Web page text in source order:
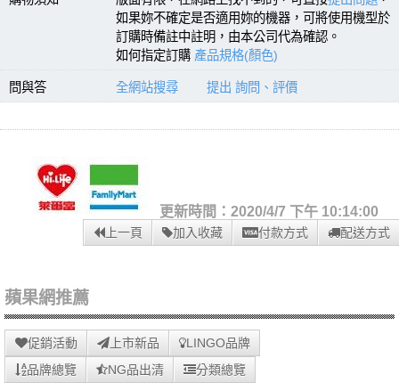
如果妳不確定是否適用妳的機器，可將使用機型於
訂購時備註中註明，由本公司代為確認。
如何指定訂購 產品規格(顏色)
問與答 全網站搜尋 提出 詢問、評價
更新時間：2020/4/7 下午 10:14:00
上一頁 加入收藏 付款方式 配送方式
蘋果網推薦
促銷活動 上市新品
LINGO品牌
品牌總覽
NG品出清 分類總覽